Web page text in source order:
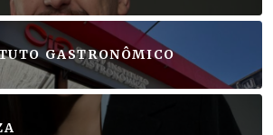
GASTRONÔMICO